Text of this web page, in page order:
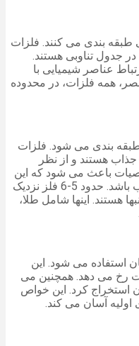
طبقه بندی می کنند. فلزات
انتقالی عناصری بین گروه های 2 و 13 در جدول تناوبی هستند.
عناصر شیمیایی با
را نشان می دهد. بیش از 40 عنصر، همه فلزات، در محدوده
طبقه بندی می شود. فلزات
جذاب هستند و از نظر
باعث می شود که این
فلز در جواهرات، سکه ها و هنر مطلوب باشد. حدود 5-6 فلز نزدیک
هستند. اینها شامل طلا،
استفاده می شود. این
رخ می دهد. همچنین می
استخراج کرد. این خواص
اولیه آسان می کند.